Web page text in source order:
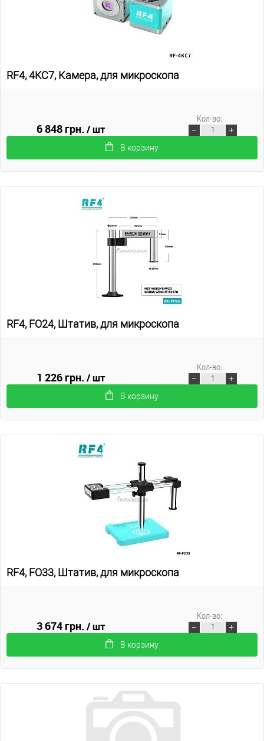
RF4, 4KC7, Камера, для микроскопа
6 848 грн./ шт
В корзину
Кол-во:
RF4, FO24, Штатив, для микроскопа
1 226 грн./ шт
В корзину
Кол-во:
RF4, FO33, Штатив, для микроскопа
3 674 грн./ шт
В корзину
Кол-во: